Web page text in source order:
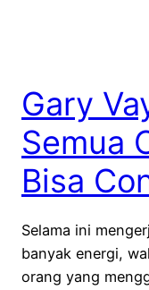
Gary
Semua
Bisa
Selama ini
banyak energi,
orang yang